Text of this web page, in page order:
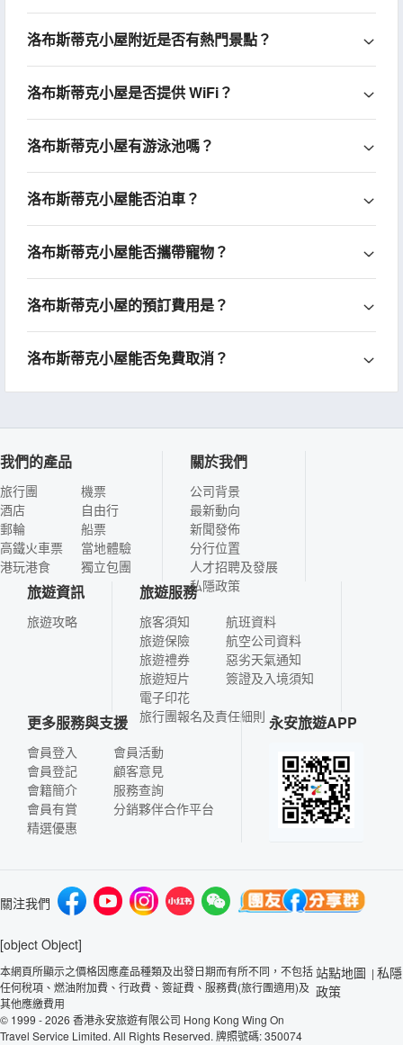
洛布斯蒂克小屋附近是否有熱門景點？
洛布斯蒂克小屋是否提供 WiFi？
洛布斯蒂克小屋有游泳池嗎？
洛布斯蒂克小屋能否泊車？
洛布斯蒂克小屋能否攜帶寵物？
洛布斯蒂克小屋的預訂費用是？
洛布斯蒂克小屋能否免費取消？
我們的產品
旅行團
酒店
郵輪
高鐵火車票
港玩港食
機票
自由行
船票
當地體驗
獨立包團
關於我們
公司背景
最新動向
新聞發佈
分行位置
人才招聘及發展
私隱政策
旅遊資訊
旅遊攻略
旅遊服務
旅客須知
旅遊保險
旅遊禮券
旅遊短片
電子印花
航班資料
航空公司資料
惡劣天氣通知
簽證及入境須知
旅行團報名及責任細則
更多服務與支援
會員登入
會員登記
會籍簡介
會員有賞
精選優惠
會員活動
顧客意見
服務查詢
分銷夥伴合作平台
永安旅遊APP
關注我們
[object Object]
本網頁所顯示之價格因應產品種類及出發日期而有所不同，不包括
任何稅項、燃油附加費、行政費、簽証費、服務費(旅行團適用)及
其他應繳費用
© 1999 - 2026 香港永安旅遊有限公司 Hong Kong Wing On
Travel Service Limited. All Rights Reserved. 牌照號碼: 350074
站點地圖 | 私隱
政策